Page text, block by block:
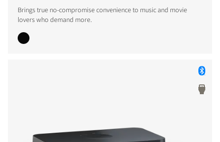
Brings true no-compromise convenience to music and movie
lovers who demand more.